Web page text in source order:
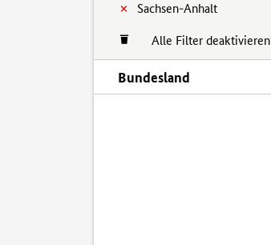
Sachsen-Anhalt
Alle Filter deaktivieren
Bundesland